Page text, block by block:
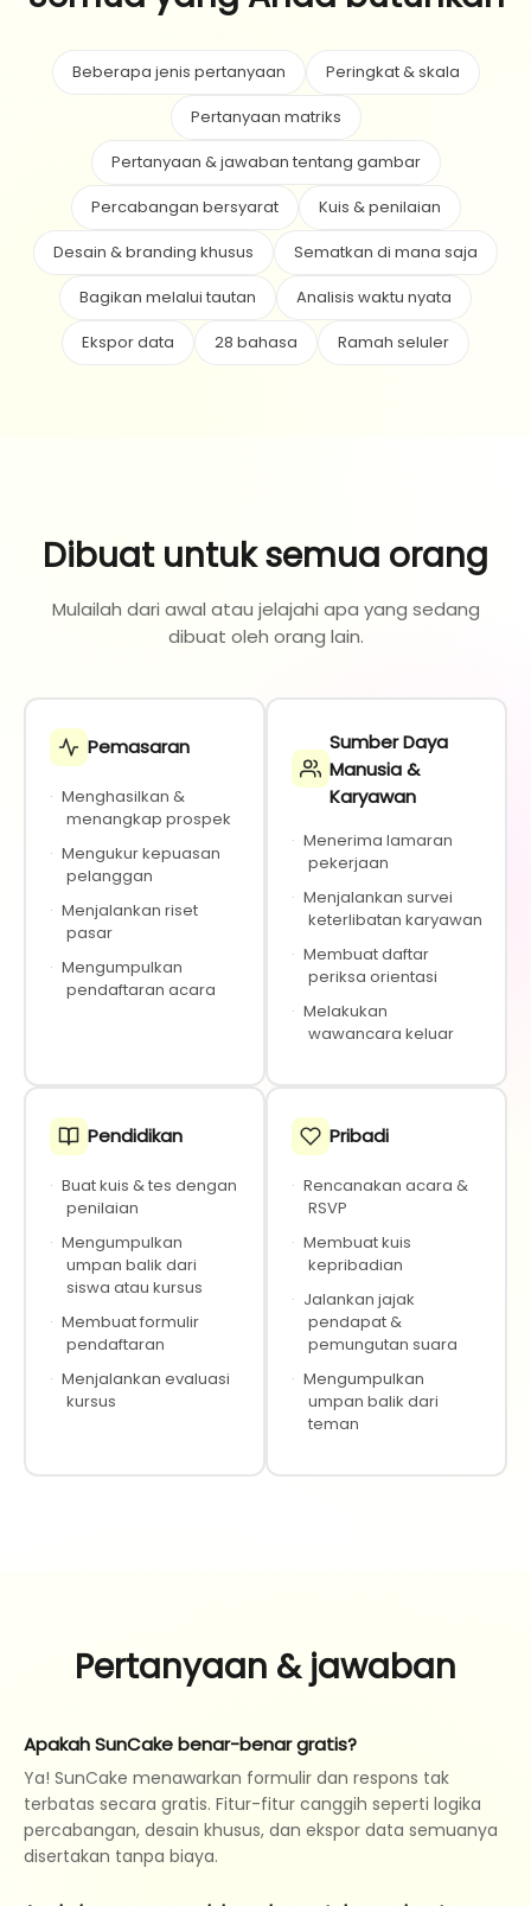
Beberapa jenis pertanyaan
Peringkat & skala
Pertanyaan matriks
Pertanyaan & jawaban tentang gambar
Percabangan bersyarat
Kuis & penilaian
Desain & branding khusus
Sematkan di mana saja
Bagikan melalui tautan
Analisis waktu nyata
Ekspor data
28 bahasa Ramah seluler
Dibuat untuk semua orang
Mulailah dari awal atau jelajahi apa yang sedang
dibuat oleh orang lain.
Pemasaran
· Menghasilkan &
menangkap prospek
· Mengukur kepuasan
pelanggan
· Menjalankan riset
pasar
· Mengumpulkan
pendaftaran acara
Sumber Daya
Manusia &
Karyawan
· Menerima lamaran
pekerjaan
· Menjalankan survei
keterlibatan karyawan
· Membuat daftar
periksa orientasi
· Melakukan
wawancara keluar
Pendidikan
· Buat kuis & tes dengan
penilaian
· Mengumpulkan
umpan balik dari
siswa atau kursus
· Membuat formulir
pendaftaran
· Menjalankan evaluasi
kursus
Pribadi
· Rencanakan acara &
RSVP
· Membuat kuis
kepribadian
· Jalankan jajak
pendapat &
pemungutan suara
· Mengumpulkan
umpan balik dari
teman
Pertanyaan & jawaban
Apakah SunCake benar-benar gratis?
Ya! SunCake menawarkan formulir dan respons tak
terbatas secara gratis. Fitur-fitur canggih seperti logika
percabangan, desain khusus, dan ekspor data semuanya
disertakan tanpa biaya.